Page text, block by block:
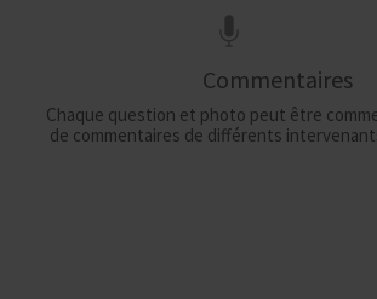
Commentaires
Chaque question et photo peut être
de commentaires de différents